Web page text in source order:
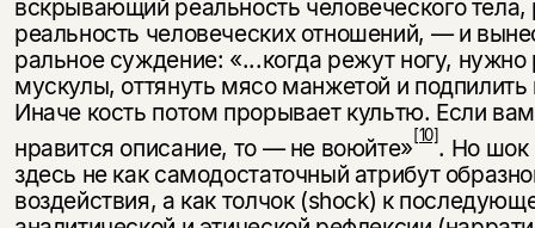
вскрывающий реальность человече­ского тела,
реальность человеческих отношений, — и
ральное суждение: «...когда режут ногу, нужно
мускулы, оттянуть мясо манжетой и подпилить
Иначе кость потом прорывает культю. Если
нравится описание, то — не воюйте»[10]. Но шок
здесь не как самодостаточный атрибут
воздействия, а как толчок (shock) к